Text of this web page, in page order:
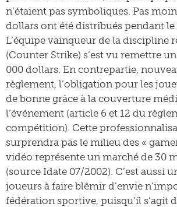
n’étaient pas symboliques. Pas
dollars ont été distribués pendant
L’équipe vainqueur de la discipline
(Counter Strike) s’est vu remettre
000 dollars. En contrepartie,
règlement, l’obligation pour les
de bonne grâce à la couverture
l’événement (article 6 et 12 du
compétition). Cette
surprendra pas le milieu des «
vidéo représente un marché de 30
(source Idate 07/2002). C’est aussi
joueurs à faire blêmir d’envie
fédération sportive, puisqu’il s’agit